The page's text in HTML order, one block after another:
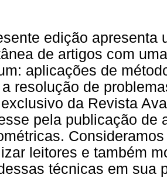
edição apresenta
de artigos com
aplicações de
resolução de
da Revista
pela publicação de
leitores e também
técnicas em sua